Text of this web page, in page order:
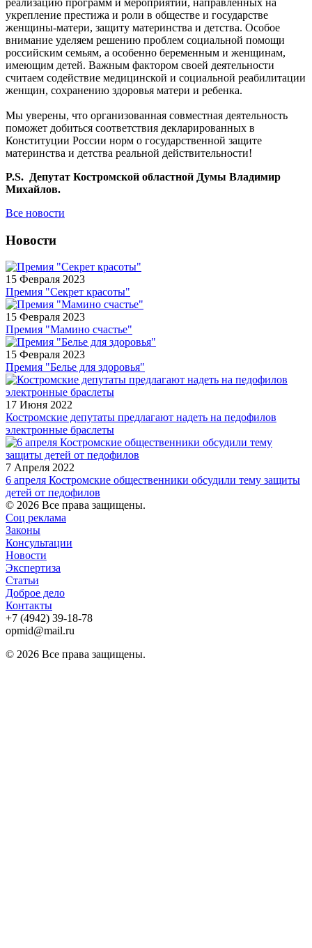
укрепление престижа и роли в обществе и государстве
женщины-матери, защиту материнства и детства. Особое
внимание уделяем решению проблем социальной помощи
российским семьям, а особенно беременным и женщинам,
имеющим детей. Важным фактором своей деятельности
считаем содействие медицинской и социальной реабилитации
женщин, сохранению здоровья матери и ребенка.
Мы уверены, что организованная совместная деятельность
поможет добиться соответствия декларированных в
Конституции России норм о государственной защите
материнства и детства реальной действительности!
P.S. Депутат Костромской областной Думы Владимир
Михайлов.
Все новости
Новости
15 Февраля 2023
Премия "Секрет красоты"
15 Февраля 2023
Премия "Мамино счастье"
15 Февраля 2023
Премия "Белье для здоровья"
17 Июня 2022
Костромские депутаты предлагают надеть на педофилов
электронные браслеты
7 Апреля 2022
6 апреля Костромские общественники обсудили тему защиты
детей от педофилов
© 2026 Все права защищены.
Соц реклама
Законы
Консультации
Новости
Экспертиза
Статьи
Доброе дело
Контакты
+7 (4942) 39-18-78
opmid@mail.ru
© 2026 Все права защищены.